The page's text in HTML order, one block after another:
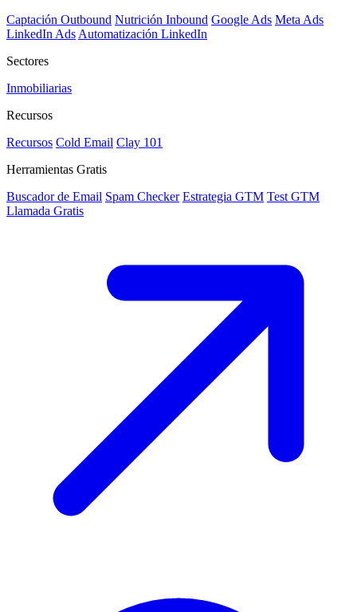
Captación Outbound Nutrición Inbound Google Ads Meta Ads
LinkedIn Ads Automatización LinkedIn
Sectores
Inmobiliarias
Recursos
Recursos Cold Email Clay 101
Herramientas Gratis
Buscador de Email Spam Checker Estrategia GTM Test GTM
Llamada Gratis